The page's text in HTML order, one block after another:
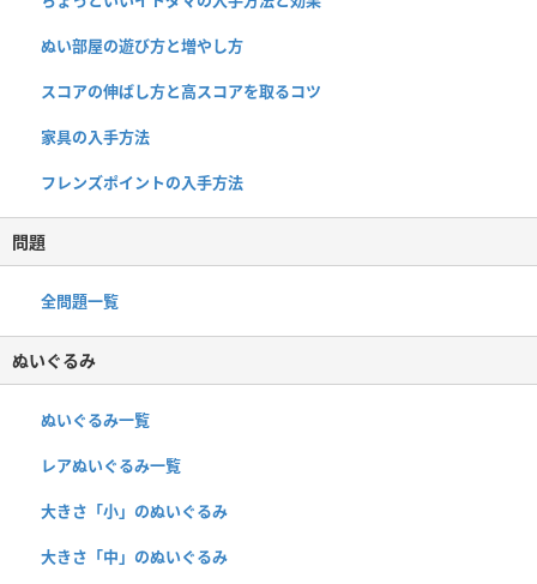
ぬい部屋の遊び方と増やし方
スコアの伸ばし方と高スコアを取るコツ
家具の入手方法
フレンズポイントの入手方法
問題
全問題一覧
ぬいぐるみ
ぬいぐるみ一覧
レアぬいぐるみ一覧
大きさ「小」のぬいぐるみ
大きさ「中」のぬいぐるみ